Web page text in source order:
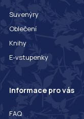
Suvenýry
Oblečení
Knihy
E-vstupenky
Informace pro vás
FAQ